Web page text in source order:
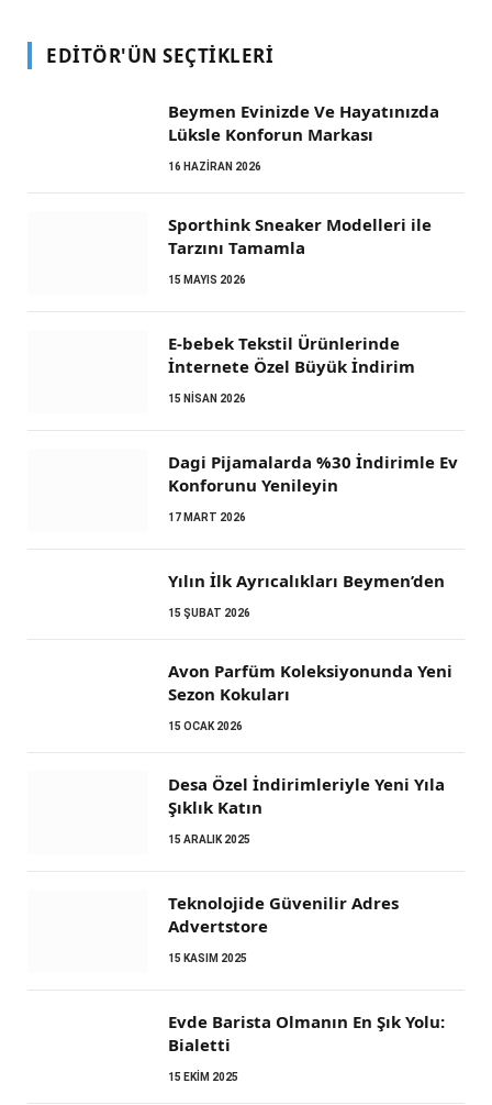
EDITÖR'ÜN SEÇTIKLERI
Beymen Evinizde Ve Hayatınızda
Lüksle Konforun Markası
16 HAZIRAN 2026
Sporthink Sneaker Modelleri ile
Tarzını Tamamla
15 MAYIS 2026
E-bebek Tekstil Ürünlerinde
İnternete Özel Büyük İndirim
15 NISAN 2026
Dagi Pijamalarda %30 İndirimle Ev
Konforunu Yenileyin
17 MART 2026
Yılın İlk Ayrıcalıkları Beymen’den
15 ŞUBAT 2026
Avon Parfüm Koleksiyonunda Yeni
Sezon Kokuları
15 OCAK 2026
Desa Özel İndirimleriyle Yeni Yıla
Şıklık Katın
15 ARALIK 2025
Teknolojide Güvenilir Adres
Advertstore
15 KASIM 2025
Evde Barista Olmanın En Şık Yolu:
Bialetti
15 EKIM 2025